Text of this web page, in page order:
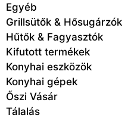
Egyéb
Grillsütők & Hősugárzók
Hűtők & Fagyasztók
Kifutott termékek
Konyhai eszközök
Konyhai gépek
Őszi Vásár
Tálalás